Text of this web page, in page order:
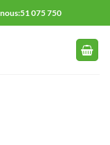
075 750